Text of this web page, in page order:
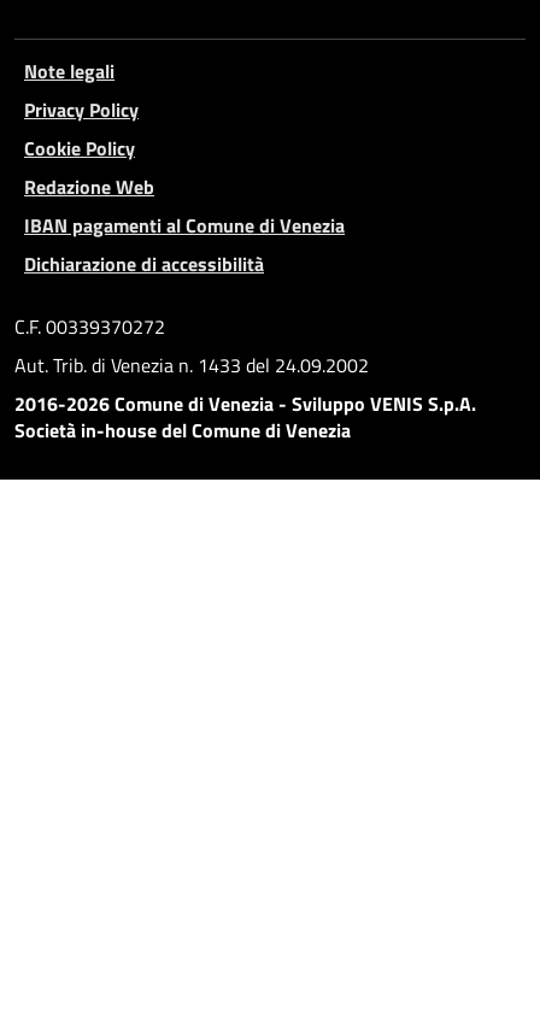
Note legali
Privacy Policy
Cookie Policy
Redazione Web
IBAN pagamenti al Comune di Venezia
Dichiarazione di accessibilità
C.F. 00339370272
Aut. Trib. di Venezia n. 1433 del 24.09.2002
2016-2026 Comune di Venezia - Sviluppo VENIS S.p.A.
Società in-house del Comune di Venezia